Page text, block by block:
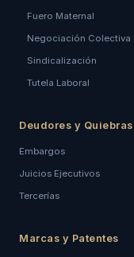
Fuero Maternal
Negociación Colectiva
Sindicalización
Tutela Laboral
Deudores y Quiebras
Embargos
Juicios Ejecutivos
Tercerías
Marcas y Patentes